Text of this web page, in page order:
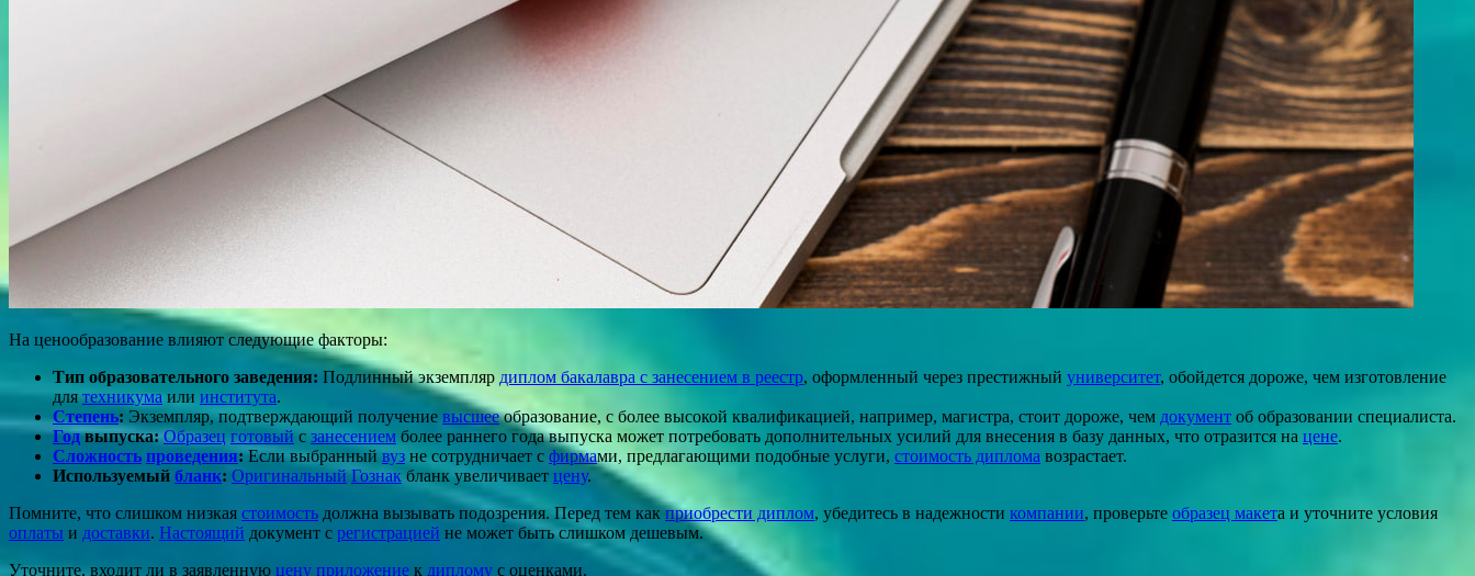
На ценообразование влияют следующие факторы:
Тип образовательного заведения: Подлинный экземпляр диплом бакалавра с занесением в реестр, оформленный через престижный университет, обойдется дороже, чем изготовление
для техникума или института.
Степень: Экземпляр, подтверждающий получение высшееобразование, с более высокой квалификацией, например, магистра, стоит дороже, чем документ об образовании специалиста.
Годвыпуска: Образец готовый с занесением более раннего года выпуска может потребовать дополнительных усилий для внесения в базу данных, что отразится на цене.
Сложность проведения:Если выбранный вуз не сотрудничает с фирмами, предлагающими подобные услуги, стоимость диплома возрастает.
Используемый бланк: Оригинальный Гознак бланк увеличивает цену.
Помните, что слишком низкая стоимость должна вызывать подозрения. Перед тем какприобрести диплом, убедитесь в надежности компании, проверьте образец макета и уточните условия
оплаты и доставки. Настоящий документ с регистрацией не может быть слишком дешевым.
Уточните, входит ли в заявленную цену приложение к диплому с оценками.